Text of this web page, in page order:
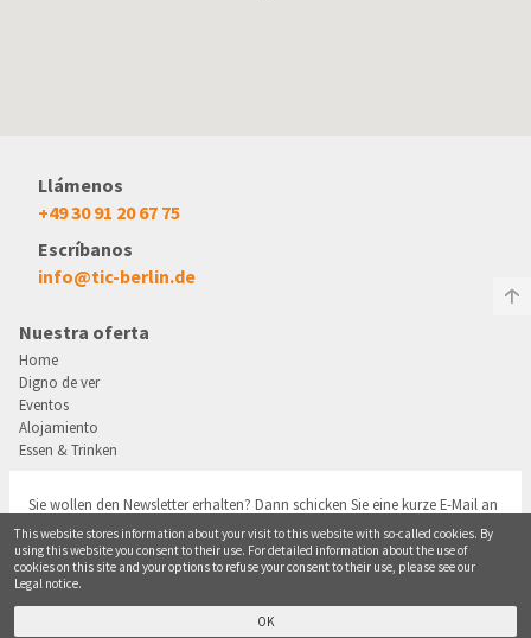
This website stores information about your visit to this website with so-called cookies. By
using this website you consent to their use. For detailed information about the use of
cookies on this site and your options to refuse your consent to their use, please see our
Legal notice.
OK
Llámenos
+49 30 91 20 67 75
Escríbanos
info@tic-berlin.de
Nuestra oferta
Home
Digno de ver
Eventos
Alojamiento
Essen & Trinken
Sie wollen den Newsletter erhalten? Dann schicken Sie eine kurze E-Mail an
Site Notice